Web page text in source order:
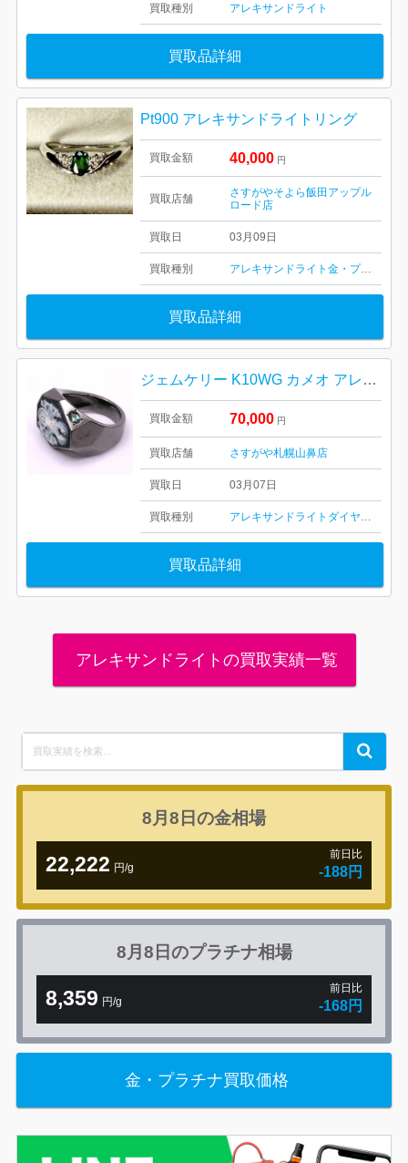
買取種別 アレキサンドライト
買取品詳細
Pt900 アレキサンドライトリング
買取金額 40,000 円
買取店舗
さすがやそよら飯田アップル
ロード店
買取日 03月09日
買取種別 アレキサンドライト 金・プラチナ
買取品詳細
ジェムケリー K10WG カメオ アレキサンドライト リング 指輪 アクセサリー メンズ ファッション小物 重量約17.7g
買取金額 70,000 円
買取店舗 さすがや札幌山鼻店
買取日 03月07日
買取種別 アレキサンドライト ダイヤ・宝石
買取品詳細
アレキサンドライトの買取実績一覧
Search
for:
Search
8月8日の金相場
22,222 円/g
前日比
-188円
8月8日のプラチナ相場
8,359 円/g
前日比
-168円
金・プラチナ買取価格